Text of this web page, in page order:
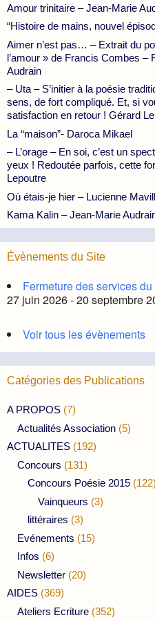
Amour trinitaire – Jean-Marie
“Histoire de mains, nouvel
Aimer n’est pas… – Extrait du
l’amour » de Francis Combes –
Audrain
– Uta – S’initier à la poésie
sens, de fort compliqué. Et, si
satisfaction en retour ! Gérard
La “maison”- Daroca Mikael
– L’orage – En soi, c’est un
yeux ! Redoutée parfois, cette
Lepoutre
Où étais-je hier – Lucienne
Kama Kalin – Jean-Marie
Évènements du Site
Fermeture des services
27 juin 2026 - 20 septembre
Voir tous les évènements
Catégories des Publications
A PROPOS (7)
Actualités Association (5)
ACTUALITES (192)
Concours (131)
Concours Poésie 2015 (122)
Vainqueurs (3)
littéraires (3)
Evénements (15)
Infos (6)
Newsletter (20)
AIDES (369)
Ateliers Ecriture (352)